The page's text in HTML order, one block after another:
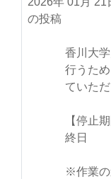
の投稿
香川大
行うた
ていただ
【停止
終日
※作業の